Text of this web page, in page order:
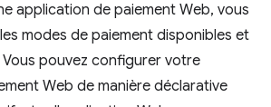
application de paiement Web, vous
modes de paiement disponibles et
pouvez configurer votre
Web de manière déclarative